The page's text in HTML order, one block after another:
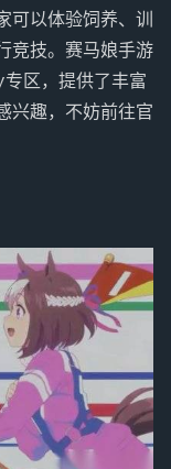
可以体验饲养、训
竞技。赛马娘手游
区，提供了丰富
兴趣，不妨前往官